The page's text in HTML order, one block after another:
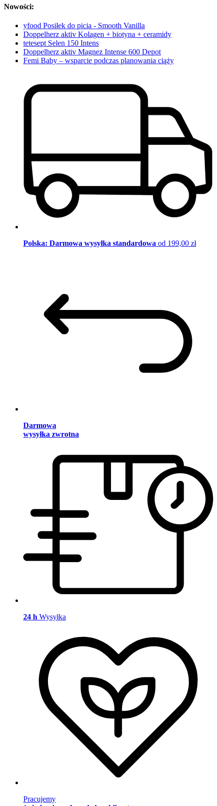
Nowości:
yfood Posiłek do picia - Smooth Vanilla
Doppelherz aktiv Kolagen + biotyna + ceramidy
tetesept Selen 150 Intens
Doppelherz aktiv Magnez Intense 600 Depot
Femi Baby – wsparcie podczas planowania ciąży
Polska: Darmowa wysyłka standardowa od 199,00 zł
Darmowa
wysyłka zwrotna
24 h Wysyłka
Pracujemy